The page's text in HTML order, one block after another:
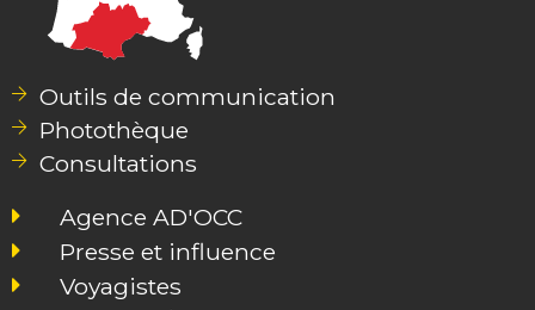
Outils de communication
Photothèque
Consultations
Agence AD'OCC
Presse et influence
Voyagistes